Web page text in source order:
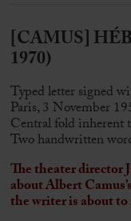
[CAMUS]
1970)
Typed letter signed
Paris, 3 November
Central fold
Two handwritten
The theater director
about Albert
the writer is about